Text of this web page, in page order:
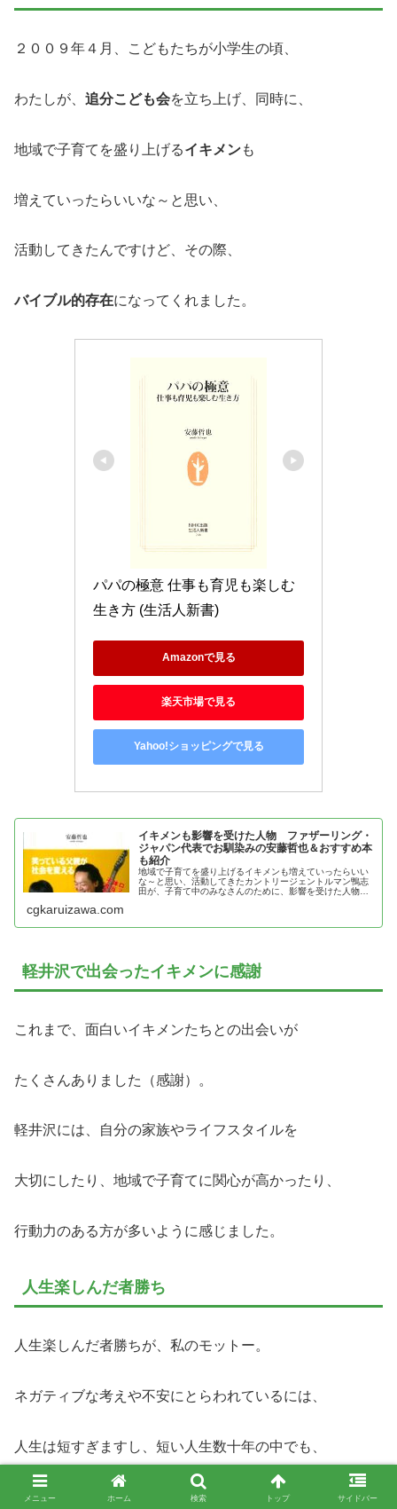
２００９年４月、こどもたちが小学生の頃、
わたしが、 追分こども会を立ち上げ、同時に、
地域で子育てを盛り上げるイキメンも
増えていったらいいな～と思い、
活動してきたんですけど、その際、
バイブル的存在になってくれました。
パパの極意 仕事も育児も楽しむ
生き方 (生活人新書)
Amazonで見る
楽天市場で見る
Yahoo!ショッピングで見る
イキメンも影響を受けた人物 ファザーリング・
ジャパン代表でお馴染みの安藤哲也＆おすすめ本
も紹介
地域で子育てを盛り上げるイキメンも増えていったらいい
な～と思い、活動してきたカントリージェントルマン鴨志
田が、子育て中のみなさんのために、影響を受けた人物、
cgkaruizawa.com
軽井沢で出会ったイキメンに感謝
これまで、面白いイキメンたちとの出会いが
たくさんありました（感謝）。
軽井沢には、自分の家族やライフスタイルを
大切にしたり、地域で子育てに関心が高かったり、
行動力のある方が多いように感じました。
人生楽しんだ者勝ち
人生楽しんだ者勝ちが、私のモットー。
ネガティブな考えや不安にとらわれているには、
人生は短すぎますし、短い人生数十年の中でも、
子育てに関われるのはたったの数年。
メニュー ホーム 検索 トップ サイドバー